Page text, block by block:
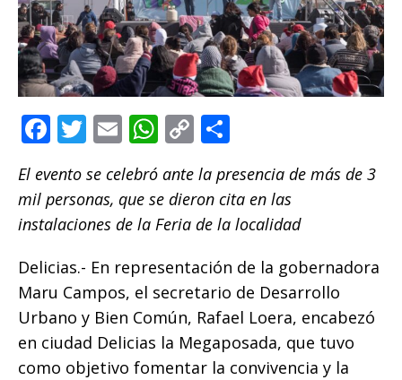
F
c
e
b
o
o
k
T
it
te
r
E
m
ai
l
W
at
s
A
p
p
C
o
p
y
Li
n
k
m
p
ar
ti
r
El evento se celebró ante la presencia de más de 3
mil personas, que se dieron cita en las
instalaciones de la Feria de la localidad
Delicias.- En representación de la gobernadora
Maru Campos, el secretario de Desarrollo
Urbano y Bien Común, Rafael Loera, encabezó
en ciudad Delicias la Megaposada, que tuvo
como objetivo fomentar la convivencia y la